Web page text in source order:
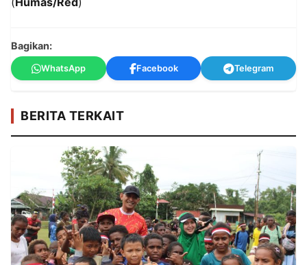
Bagikan:
WhatsApp Facebook Telegram
BERITA TERKAIT